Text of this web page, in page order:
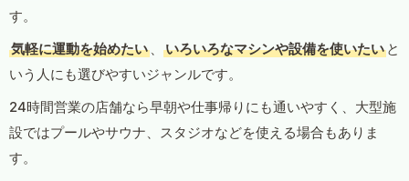
す。
気軽に運動を始めたい 、 いろいろなマシンや設備を使いたい と
いう人にも選びやすいジャンルです。
24時間営業の店舗なら早朝や仕事帰りにも通いやすく、大型施
設ではプールやサウナ、スタジオなどを使える場合もありま
す。